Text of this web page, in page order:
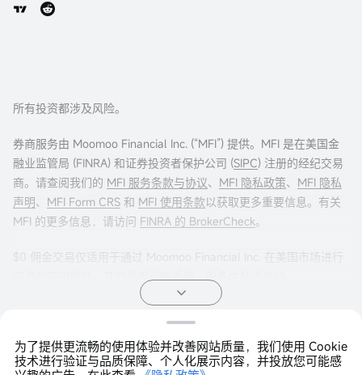
为了提供更流畅的使用体验并改善网站质量，我们使用 Cookie
技术进行验证与品质保障、个人化展示内容，并投放您可能感
所有投资都涉及风险。
券商服务由 Moomoo Financial Inc. (“MFI”) 提供。MFI 是在美国金
融业监管局 (FINRA) 和证券投资者保护公司 (SIPC) 注册的经纪交易
商。请查阅我们的 MFI 服务条款与协议、 MFI 隐私政策、 MFI 隐私
声明、 MFI Form CRS 和 MFI 使用条款以获取更多重要信息。有关
MFI 的更多信息，请访问 FINRA 的 BrokerCheck。
$0 佣金交易仅适用于通过 Moomoo Financial Inc. 在美国市场进行
交易的美国居民。其他费用可能适用。更多信息请访问
。
权交易策略之前，阅读《标准化期权的特征与风险》非常重要。期
权交易通常很复杂，并可能在相对较短的时间内导致损失全部投
Copyright © 2026 Moomoo Technologies Inc. 版权所有